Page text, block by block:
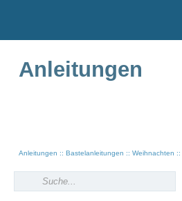
Anleitungen
Anleitungen Bastelanleitungen Weihnachten